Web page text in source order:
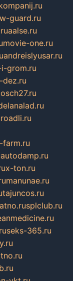
guard.ru
aalse.ru
movie-one.ru
andreislyusar.ru
grom.ru
dez.ru
roadli.ru
farm.ru
autodamp.ru
x-ton.ru
manunae.ru
tajuncos.ru
splclub.ru
seks-365.ru